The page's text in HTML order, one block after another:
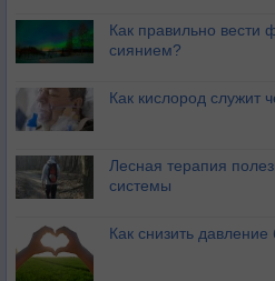
Как правильно вести
сиянием?
Как кислород служит
Лесная терапия
системы
Как снизить давление